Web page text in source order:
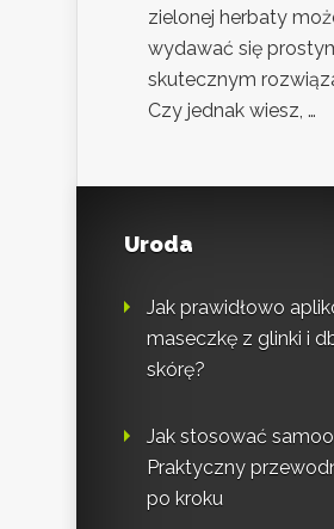
zielonej herbaty
wydawać się
skutecznym
Czy jednak wiesz, …
Uroda
Jak prawidłowo
maseczkę z glinki i
skórę?
Jak stosować
Praktyczny
po kroku